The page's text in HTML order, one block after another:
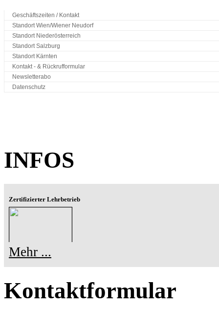
Geschäftszeiten / Kontakt
Standort Wien/Wiener Neudorf
Standort Niederösterreich
Standort Salzburg
Standort Kärnten
Kontakt - & Rückrufformular
Newsletterabo
Datenschutz
INFOS
Zertifizierter Lehrbetrieb
Mehr ...
Kontaktformular